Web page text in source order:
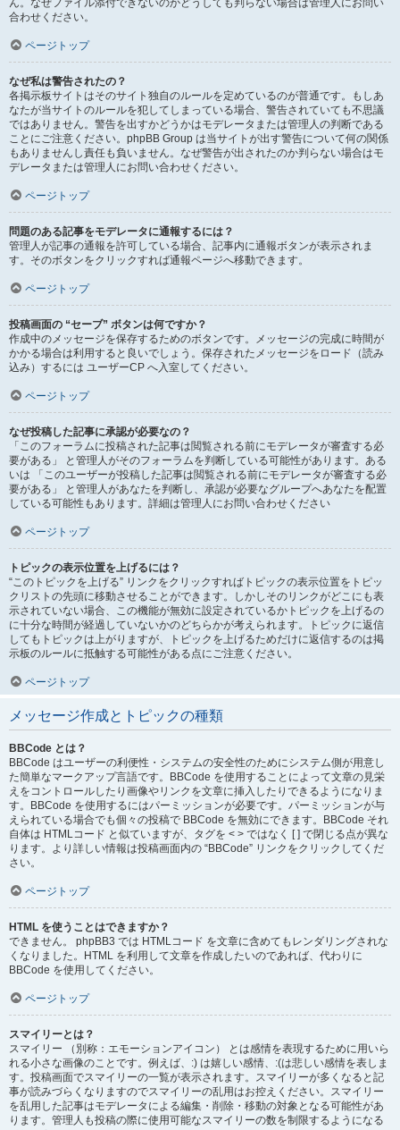
ん。なぜファイル添付できないのかどうしても判らない場合は管理人にお問い
合わせください。
ページトップ
なぜ私は警告されたの？
各掲示板サイトはそのサイト独自のルールを定めているのが普通です。もしあ
なたが当サイトのルールを犯してしまっている場合、警告されていても不思議
ではありません。警告を出すかどうかはモデレータまたは管理人の判断である
ことにご注意ください。phpBB Group は当サイトが出す警告について何の関係
もありませんし責任も負いません。なぜ警告が出されたのか判らない場合はモ
デレータまたは管理人にお問い合わせください。
ページトップ
問題のある記事をモデレータに通報するには？
管理人が記事の通報を許可している場合、記事内に通報ボタンが表示されま
す。そのボタンをクリックすれば通報ページへ移動できます。
ページトップ
投稿画面の “セーブ” ボタンは何ですか？
作成中のメッセージを保存するためのボタンです。メッセージの完成に時間が
かかる場合は利用すると良いでしょう。保存されたメッセージをロード（読み
込み）するには ユーザーCP へ入室してください。
ページトップ
なぜ投稿した記事に承認が必要なの？
「このフォーラムに投稿された記事は閲覧される前にモデレータが審査する必
要がある」 と管理人がそのフォーラムを判断している可能性があります。ある
いは 「このユーザーが投稿した記事は閲覧される前にモデレータが審査する必
要がある」 と管理人があなたを判断し、承認が必要なグループへあなたを配置
している可能性もあります。詳細は管理人にお問い合わせください
ページトップ
トピックの表示位置を上げるには？
“このトピックを上げる” リンクをクリックすればトピックの表示位置をトピッ
クリストの先頭に移動させることができます。しかしそのリンクがどこにも表
示されていない場合、この機能が無効に設定されているかトピックを上げるの
に十分な時間が経過していないかのどちらかが考えられます。トピックに返信
してもトピックは上がりますが、トピックを上げるためだけに返信するのは掲
示板のルールに抵触する可能性がある点にご注意ください。
ページトップ
メッセージ作成とトピックの種類
BBCode とは？
BBCode はユーザーの利便性・システムの安全性のためにシステム側が用意し
た簡単なマークアップ言語です。BBCode を使用することによって文章の見栄
えをコントロールしたり画像やリンクを文章に挿入したりできるようになりま
す。BBCode を使用するにはパーミッションが必要です。パーミッションが与
えられている場合でも個々の投稿で BBCode を無効にできます。BBCode それ
自体は HTMLコード と似ていますが、タグを < > ではなく [ ] で閉じる点が異な
ります。より詳しい情報は投稿画面内の “BBCode” リンクをクリックしてくだ
さい。
ページトップ
HTML を使うことはできますか？
できません。 phpBB3 では HTMLコード を文章に含めてもレンダリングされな
くなりました。HTML を利用して文章を作成したいのであれば、代わりに
BBCode を使用してください。
ページトップ
スマイリーとは？
スマイリー （別称：エモーションアイコン） とは感情を表現するために用いら
れる小さな画像のことです。例えば、:) は嬉しい感情、:(は悲しい感情を表しま
す。投稿画面でスマイリーの一覧が表示されます。スマイリーが多くなると記
事が読みづらくなりますのでスマイリーの乱用はお控えください。スマイリー
を乱用した記事はモデレータによる編集・削除・移動の対象となる可能性があ
ります。管理人も投稿の際に使用可能なスマイリーの数を制限するようになる